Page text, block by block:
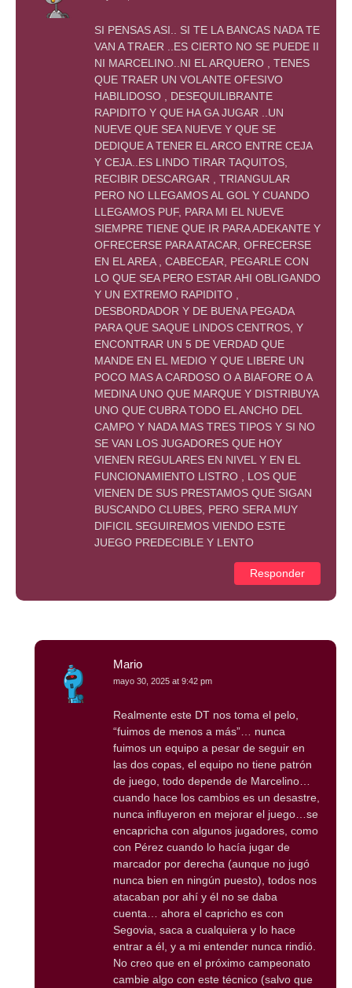
SI PENSAS ASI.. SI TE LA BANCAS NADA TE
VAN A TRAER ..ES CIERTO NO SE PUEDE II
NI MARCELINO..NI EL ARQUERO , TENES
QUE TRAER UN VOLANTE OFESIVO
HABILIDOSO , DESEQUILIBRANTE
RAPIDITO Y QUE HA GA JUGAR ..UN
NUEVE QUE SEA NUEVE Y QUE SE
DEDIQUE A TENER EL ARCO ENTRE CEJA
Y CEJA..ES LINDO TIRAR TAQUITOS,
RECIBIR DESCARGAR , TRIANGULAR
PERO NO LLEGAMOS AL GOL Y CUANDO
LLEGAMOS PUF, PARA MI EL NUEVE
SIEMPRE TIENE QUE IR PARA ADEKANTE Y
OFRECERSE PARA ATACAR, OFRECERSE
EN EL AREA , CABECEAR, PEGARLE CON
LO QUE SEA PERO ESTAR AHI OBLIGANDO
Y UN EXTREMO RAPIDITO ,
DESBORDADOR Y DE BUENA PEGADA
PARA QUE SAQUE LINDOS CENTROS, Y
ENCONTRAR UN 5 DE VERDAD QUE
MANDE EN EL MEDIO Y QUE LIBERE UN
POCO MAS A CARDOSO O A BIAFORE O A
MEDINA UNO QUE MARQUE Y DISTRIBUYA
UNO QUE CUBRA TODO EL ANCHO DEL
CAMPO Y NADA MAS TRES TIPOS Y SI NO
SE VAN LOS JUGADORES QUE HOY
VIENEN REGULARES EN NIVEL Y EN EL
FUNCIONAMIENTO LISTRO , LOS QUE
VIENEN DE SUS PRESTAMOS QUE SIGAN
BUSCANDO CLUBES, PERO SERA MUY
DIFICIL SEGUIREMOS VIENDO ESTE
JUEGO PREDECIBLE Y LENTO
Responder
Mario
mayo 30, 2025 at 9:42 pm
Realmente este DT nos toma el pelo,
“fuimos de menos a más”… nunca
fuimos un equipo a pesar de seguir en
las dos copas, el equipo no tiene patrón
de juego, todo depende de Marcelino…
cuando hace los cambios es un desastre,
nunca influyeron en mejorar el juego…se
encapricha con algunos jugadores, como
con Pérez cuando lo hacía jugar de
marcador por derecha (aunque no jugó
nunca bien en ningún puesto), todos nos
atacaban por ahí y él no se daba
cuenta… ahora el capricho es con
Segovia, saca a cualquiera y lo hace
entrar a él, y a mi entender nunca rindió.
No creo que en el próximo campeonato
cambie algo con este técnico (salvo que